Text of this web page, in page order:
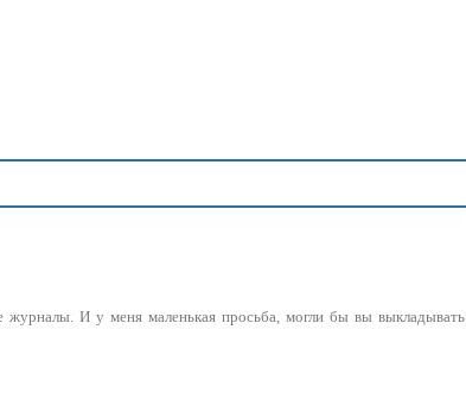
И у меня маленькая просьба, могли бы вы выкладывать